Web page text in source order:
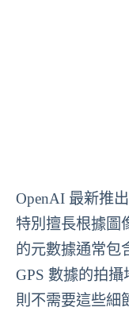
OpenAI 最新推
特別擅長根據圖
的元數據通常包
GPS 數據的拍
則不需要這些細